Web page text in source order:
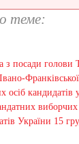
теме:
з посади голови
осіб кандидатів
України 15